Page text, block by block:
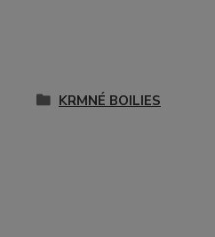
KRMNÉ BOILIES